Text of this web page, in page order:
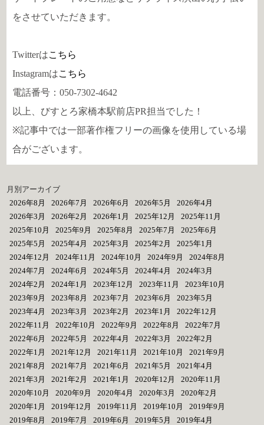
をさせていただきます。
Twitterはこちら
Instagramはこちら
電話番号：050-7302-4642
以上、びすとろ家橋本駅前店PR担当でした！
※記事中では一部著作権フリーの画像を使用している場
合がございます。
月別アーカイブ
2026年8月
2026年7月 2026年6月 2026年5月
2026年4月
2026年3月
2026年2月 2026年1月 2025年12月
2025年11月
2025年10月
2025年9月 2025年8月 2025年7月
2025年6月
2025年5月
2025年4月 2025年3月 2025年2月
2025年1月
2024年12月
2024年11月 2024年10月 2024年9月
2024年8月
2024年7月
2024年6月 2024年5月 2024年4月
2024年3月
2024年2月
2024年1月 2023年12月 2023年11月
2023年10月
2023年9月
2023年8月 2023年7月 2023年6月
2023年5月
2023年4月
2023年3月 2023年2月 2023年1月
2022年12月
2022年11月
2022年10月 2022年9月 2022年8月
2022年7月
2022年6月
2022年5月 2022年4月 2022年3月
2022年2月
2022年1月
2021年12月 2021年11月 2021年10月
2021年9月
2021年8月
2021年7月 2021年6月 2021年5月
2021年4月
2021年3月
2021年2月 2021年1月 2020年12月
2020年11月
2020年10月
2020年9月 2020年4月 2020年3月
2020年2月
2020年1月
2019年12月 2019年11月 2019年10月
2019年9月
2019年8月
2019年7月 2019年6月 2019年5月
2019年4月